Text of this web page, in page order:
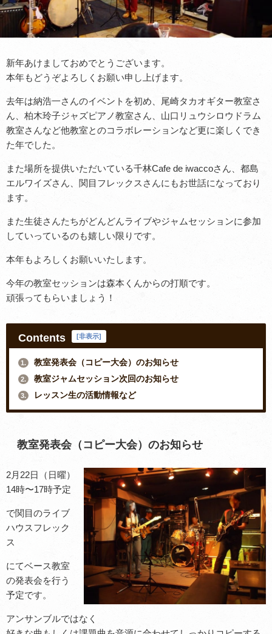
新年あけましておめでとうございます。
本年もどうぞよろしくお願い申し上げます。
去年は納浩一さんのイベントを初め、尾崎タカオギター教室さ
ん、柏木玲子ジャズピアノ教室さん、山口リュウシロウドラム
教室さんなど他教室とのコラボレーションなど更に楽しくでき
た年でした。
また場所を提供いただいている千林Cafe de iwaccoさん、都島
エルワイズさん、関目フレックスさんにもお世話になっており
ます。
また生徒さんたちがどんどんライブやジャムセッションに参加
していっているのも嬉しい限りです。
本年もよろしくお願いいたします。
今年の教室セッションは森本くんからの打順です。
頑張ってもらいましょう！
Contents [非表示]
1. 教室発表会（コピー大会）のお知らせ
2. 教室ジャムセッション次回のお知らせ
3. レッスン生の活動情報など
教室発表会（コピー大会）のお知らせ
2月22日（日曜）
14時〜17時予定
で関目のライブ
ハウスフレック
ス
にてベース教室
の発表会を行う
予定です。
アンサンブルではなく